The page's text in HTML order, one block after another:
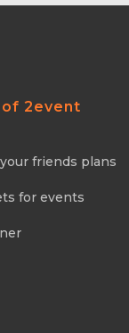
2event
friends plans
for events